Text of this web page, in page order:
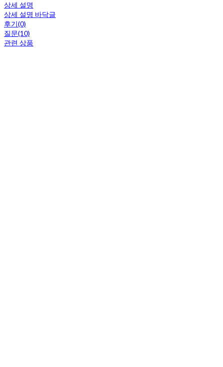
상세 설명
상세 설명 바닥글
후기(0)
질문(10)
관련 상품